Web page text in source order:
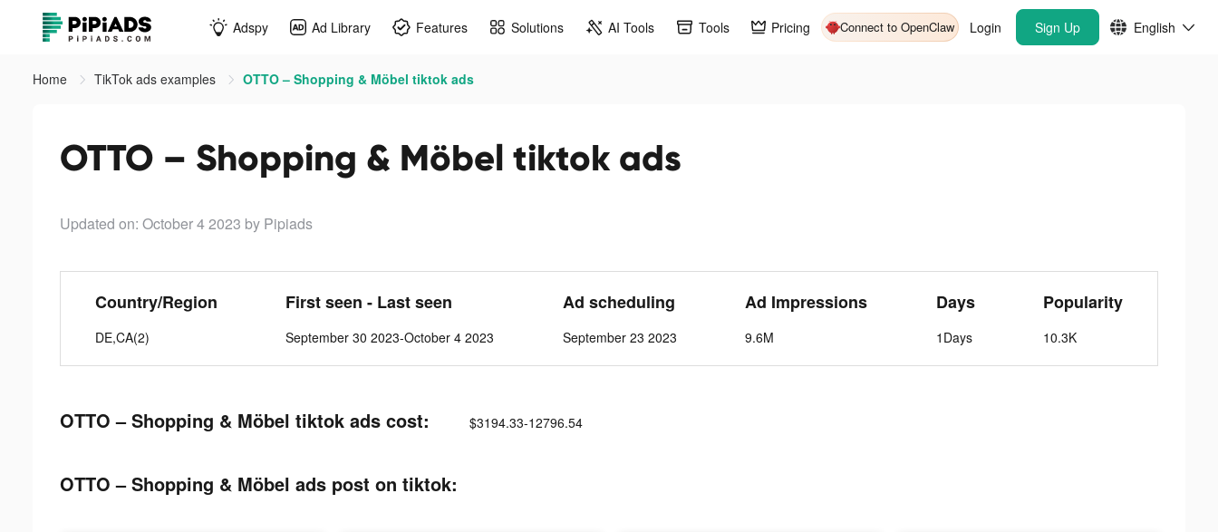
Adspy Ad Library Features Solutions AI Tools Tools Pricing Connect to OpenClaw Login Sign Up English
Home TikTok ads examples OTTO – Shopping & Möbel tiktok ads
OTTO – Shopping & Möbel tiktok ads
Updated on: October 4 2023 by Pipiads
Country/Region
DE,CA(2)
First seen - Last seen
September 30 2023-October 4 2023
Ad scheduling
September 23 2023
Ad Impressions
9.6M
Days
1Days
Popularity
10.3K
OTTO – Shopping & Möbel tiktok ads cost: $3194.33-12796.54
OTTO – Shopping & Möbel ads post on tiktok: